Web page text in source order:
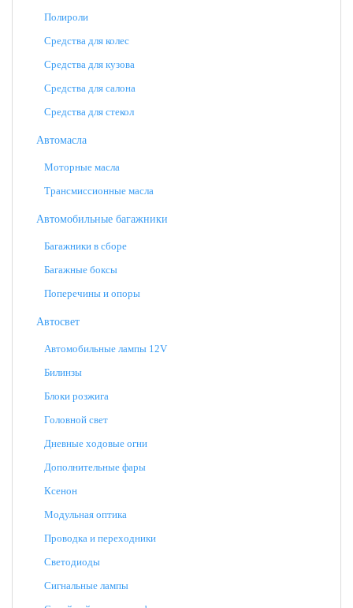
Полироли
Средства для колес
Средства для кузова
Средства для салона
Средства для стекол
Автомасла
Моторные масла
Трансмиссионные масла
Автомобильные багажники
Багажники в сборе
Багажные боксы
Поперечины и опоры
Автосвет
Автомобильные лампы 12V
Билинзы
Блоки розжига
Головной свет
Дневные ходовые огни
Дополнительные фары
Ксенон
Модульная оптика
Проводка и переходники
Светодиоды
Сигнальные лампы